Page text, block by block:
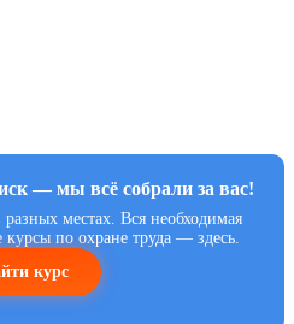
— мы всё собрали за вас!
местах. Вся необходимая
по охране труда — здесь.
курс